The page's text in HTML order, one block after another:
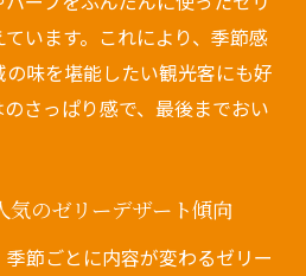
います。これにより、季節感
味を堪能したい観光客にも好
さっぱり感で、最後までおい
気のゼリーデザート傾向
節ごとに内容が変わるゼリー